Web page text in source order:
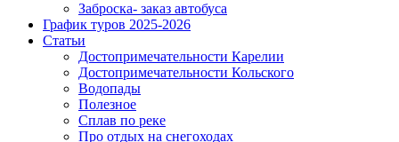
Заброска- заказ автобуса
График туров 2025-2026
Статьи
Достопримечательности Карелии
Достопримечательности Кольского
Водопады
Полезное
Сплав по реке
Про отдых на снегоходах